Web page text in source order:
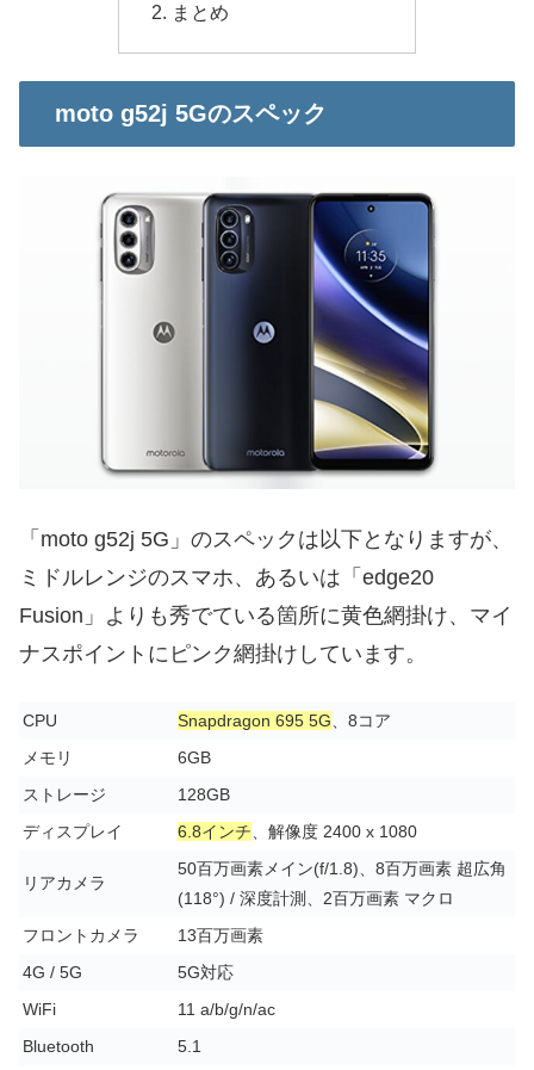
まとめ
moto g52j 5Gのスペック
「moto g52j 5G」のスペックは以下となりますが、
ミドルレンジのスマホ、あるいは「edge20
Fusion」よりも秀でている箇所に黄色網掛け、マイ
ナスポイントにピンク網掛けしています。
CPU Snapdragon 695 5G 、8コア
メモリ
6GB
ストレージ
128GB
ディスプレイ
6.8インチ 、解像度 2400 x 1080
リアカメラ
50百万画素メイン(f/1.8)、8百万画素 超広角
(118°) / 深度計測、2百万画素 マクロ
フロントカメラ
13百万画素
4G / 5G
5G対応
WiFi
11 a/b/g/n/ac
Bluetooth
5.1